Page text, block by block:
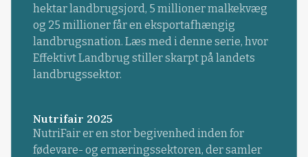
hektar landbrugsjord, 5 millioner malkekvæg
og 25 millioner får en eksportafhængig
landbrugsnation. Læs med i denne serie, hvor
Effektivt Landbrug stiller skarpt på landets
landbrugssektor.
Nutrifair 2025
NutriFair er en stor begivenhed inden for
fødevare- og ernæringssektoren, der samler